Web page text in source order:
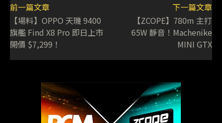
前一篇文章
【場料】OPPO 天璣 9400
旗艦 Find X8 Pro 即日上市
開價 $7,299！
下一篇文章
【ZCOPE】780m 主打
65W 靜音！Machenike
MINI GTX